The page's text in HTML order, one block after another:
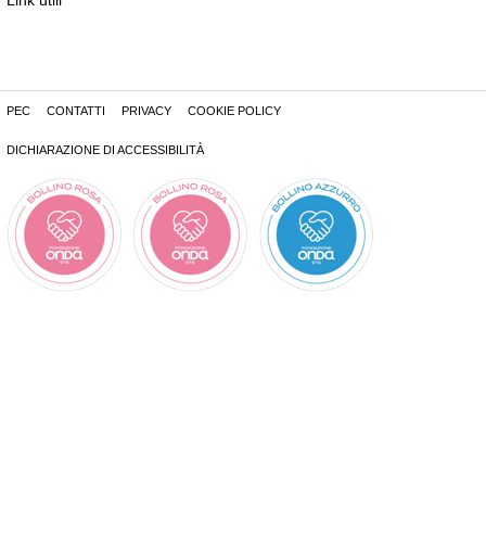
PEC CONTATTI PRIVACY COOKIE POLICY
DICHIARAZIONE DI ACCESSIBILITÀ